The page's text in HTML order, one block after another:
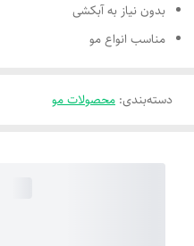
بدون نیاز به آبکشی
مناسب انواع مو
دسته‌بندی: محصولات مو